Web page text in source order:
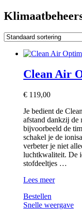
Clean Air
€ 119,00
Je bedient de
afstand dankzij de
bijvoorbeeld de
schakel je de
verbeter je niet
luchtkwaliteit. De
stofdeeltjes …
Clean
Optima
CA-
Lees meer
Bestellen
Snelle weergave